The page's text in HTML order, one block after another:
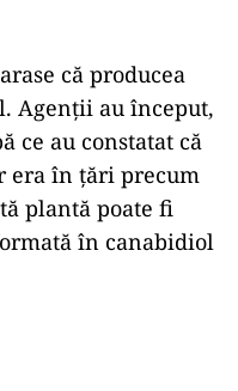
că producea
Agenţii au început,
ce au constatat că
era în ţări precum
plantă poate fi
în canabidiol